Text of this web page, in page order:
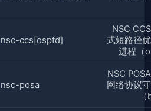
nsc-ccs[ospfd]
NSC
式短路径
进程（
nsc-posa
NSC
网络协议